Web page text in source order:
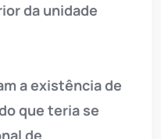
da unidade
a existência de
que teria se